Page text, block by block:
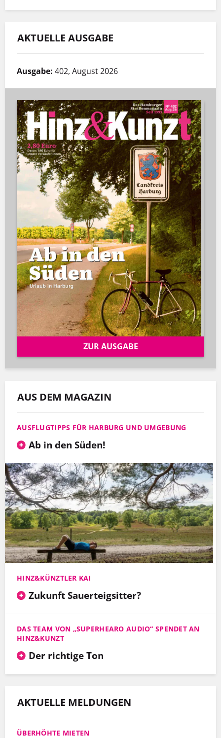
AKTUELLE AUSGABE
Ausgabe: 402, August 2026
ZUR AUSGABE
AUS DEM MAGAZIN
AUSFLUGTIPPS FÜR HARBURG UND UMGEBUNG
Ab in den Süden!
HINZ&KÜNZTLER KAI
Zukunft Sauerteigsitter?
DAS TEAM VON „SUPERHEARO AUDIO“ SPENDET AN
HINZ&KUNZT
Der richtige Ton
AKTUELLE MELDUNGEN
ÜBERHÖHTE MIETEN